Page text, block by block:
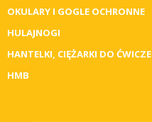
OKULARY I GOGLE OCHRONNE
HULAJNOGI
HANTELKI, CIĘŻARKI DO
HMB